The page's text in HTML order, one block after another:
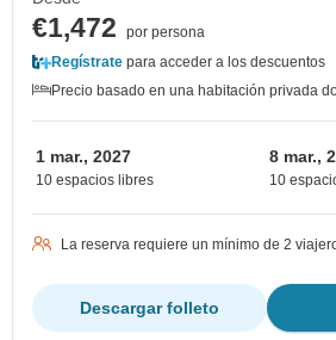
€1,472
por persona
Regístrate para acceder a los descuentos
Precio basado en una habitación privada
1 mar., 2027
10 espacios libres
8 mar.,
10
La reserva requiere un mínimo de 2
Descargar folleto